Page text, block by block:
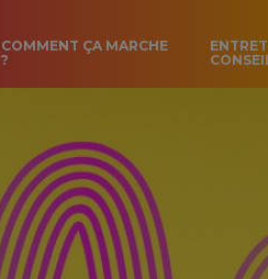
COMMENT ÇA MARCHE
?